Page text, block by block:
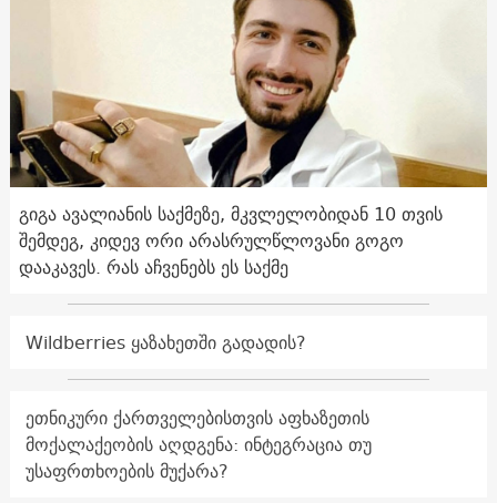
გიგა ავალიანის საქმეზე, მკვლელობიდან 10 თვის
შემდეგ, კიდევ ორი არასრულწლოვანი გოგო
დააკავეს. რას აჩვენებს ეს საქმე
Wildberries ყაზახეთში გადადის?
ეთნიკური ქართველებისთვის აფხაზეთის
მოქალაქეობის აღდგენა: ინტეგრაცია თუ
უსაფრთხოების მუქარა?